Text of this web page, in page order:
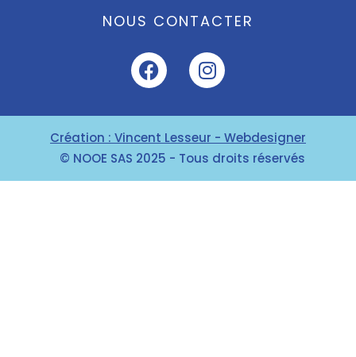
NOUS CONTACTER
Création : Vincent Lesseur - Webdesigner
© NOOE SAS 2025 - Tous droits réservés